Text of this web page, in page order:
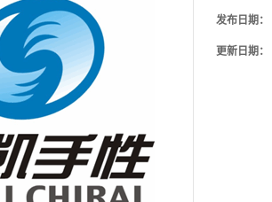
发布日期：
更新日期：